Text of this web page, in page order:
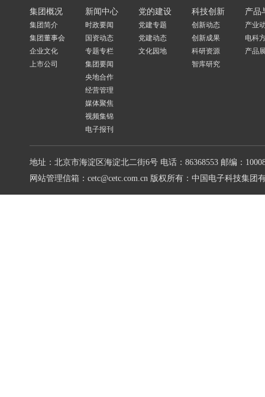
集团概况
集团简介
集团董事会
企业文化
上市公司
新闻中心
时政要闻
国资动态
专题专栏
集团要闻
央地合作
经营管理
媒体聚焦
视频集锦
电子报刊
党的建设
党建专题
党建动态
文化园地
科技创新
创新动态
创新成果
科研资源
智库研究
产品
产业
电科
产品
地址：北京市海淀区海淀北二街6号 电话：86368553 邮编：
网站管理信箱：cetc@cetc.com.cn 版权所有：中国电子科技集团